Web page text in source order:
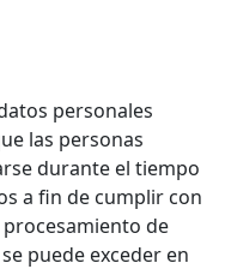
personales
las personas
durante el tiempo
a fin de cumplir con
de
puede exceder en